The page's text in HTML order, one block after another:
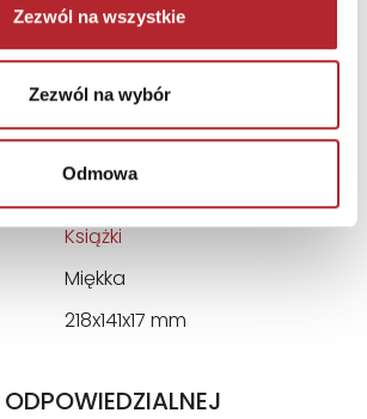
Zezwól na wszystkie
Zezwól na wybór
Odmowa
Laurum
9788380874794
2017-05-12
Książki
Miękka
218x141x17 mm